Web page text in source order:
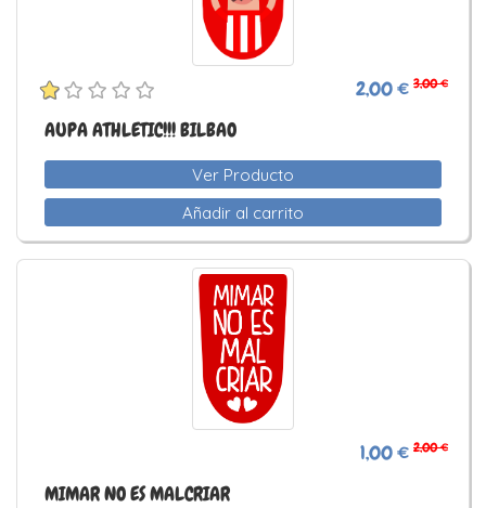
2,00 € 3,00 €
AUPA ATHLETIC!!! BILBAO
Ver Producto
Añadir al carrito
1,00 € 2,00 €
MIMAR NO ES MALCRIAR